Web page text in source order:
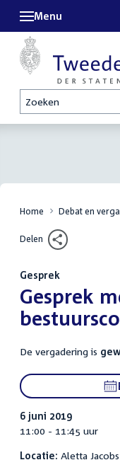
Zoeken
Menu
Home Debat en
Delen
Gesprek
:Gesprek
De vergadering is
6 juni 2019
11:00 - 11:45 uur
Locatie: Aletta